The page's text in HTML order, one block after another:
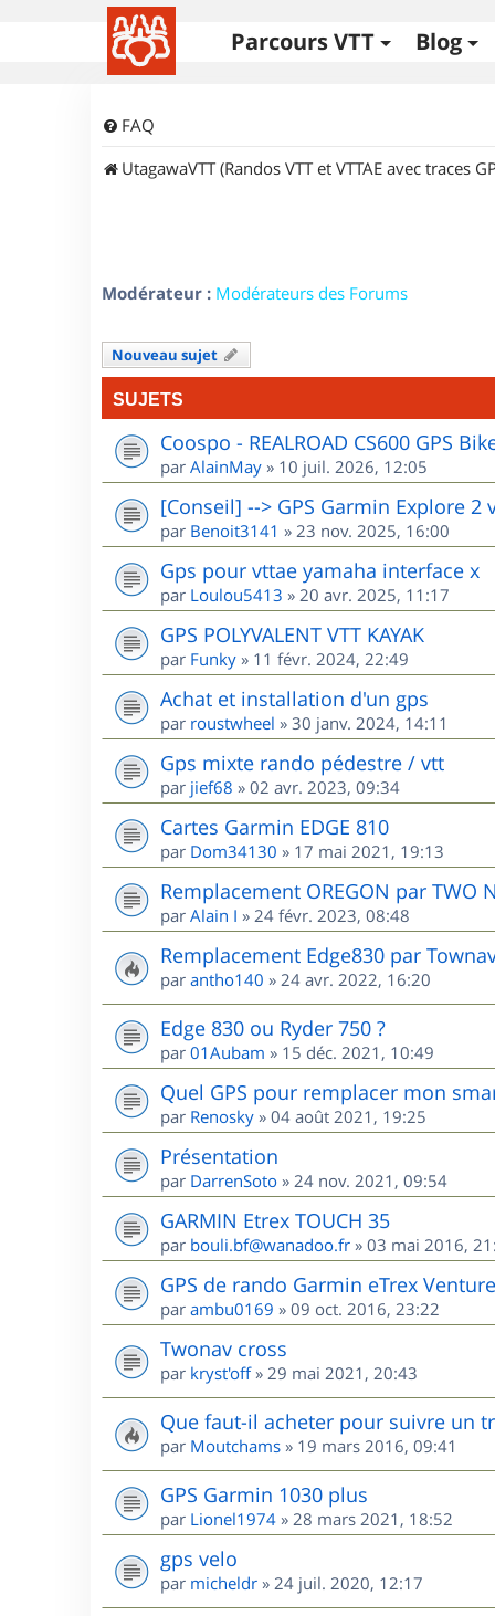
Parcours VTT Blog
FAQ
UtagawaVTT (Randos VTT et VTTAE avec traces
Modérateur : Modérateurs des Forums
Nouveau sujet
SUJETS
Coospo - REALROAD CS600 GPS
par AlainMay » 10 juil. 2026, 12:05
[Conseil] --> GPS Garmin Explore 2
par Benoit3141 » 23 nov. 2025, 16:00
Gps pour vttae yamaha interface x
par Loulou5413 » 20 avr. 2025, 11:17
GPS POLYVALENT VTT KAYAK
par Funky » 11 févr. 2024, 22:49
Achat et installation d'un gps
par roustwheel » 30 janv. 2024, 14:11
Gps mixte rando pédestre / vtt
par jief68 » 02 avr. 2023, 09:34
Cartes Garmin EDGE 810
par Dom34130 » 17 mai 2021, 19:13
Remplacement OREGON par TWO
par Alain I » 24 févr. 2023, 08:48
Remplacement Edge830 par
par antho140 » 24 avr. 2022, 16:20
Edge 830 ou Ryder 750 ?
par 01Aubam » 15 déc. 2021, 10:49
Quel GPS pour remplacer mon
par Renosky » 04 août 2021, 19:25
Présentation
par DarrenSoto » 24 nov. 2021, 09:54
GARMIN Etrex TOUCH 35
par bouli.bf@wanadoo.fr » 03 mai 2016,
GPS de rando Garmin eTrex
par ambu0169 » 09 oct. 2016, 23:22
Twonav cross
par kryst'off» 29 mai 2021, 20:43
Que faut-il acheter pour suivre un
par Moutchams » 19 mars 2016, 09:41
GPS Garmin 1030 plus
par Lionel1974 » 28 mars 2021, 18:52
gps velo
par micheldr » 24 juil. 2020, 12:17